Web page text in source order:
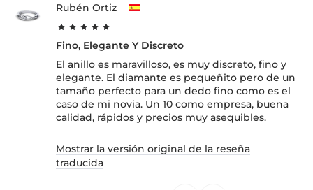
Rubén Ortiz
Fino, Elegante Y Discreto
El anillo es maravilloso, es muy discreto, fino y
elegante. El diamante es pequeñito pero de un
tamaño perfecto para un dedo fino como es el
caso de mi novia. Un 10 como empresa, buena
calidad, rápidos y precios muy asequibles.
Mostrar la versión original de la reseña
traducida